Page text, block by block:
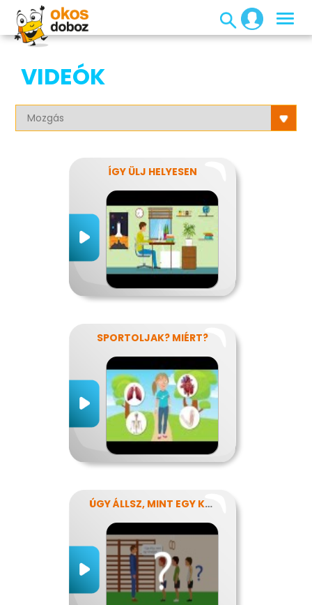
VIDEÓK
ÍGY ÜLJ HELYESEN
SPORTOLJAK? MIÉRT?
ÚGY ÁLLSZ, MINT EGY KÉRDŐJEL